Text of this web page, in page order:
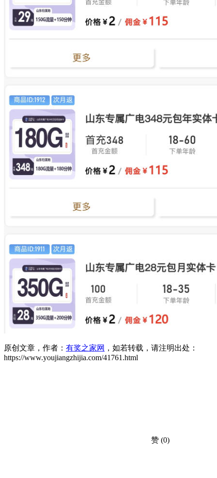
原创文章，作者： 有奖之家网 ，如若转载，请注明出处：
https://www.youjiangzhijia.com/41761.html
赞 (0)